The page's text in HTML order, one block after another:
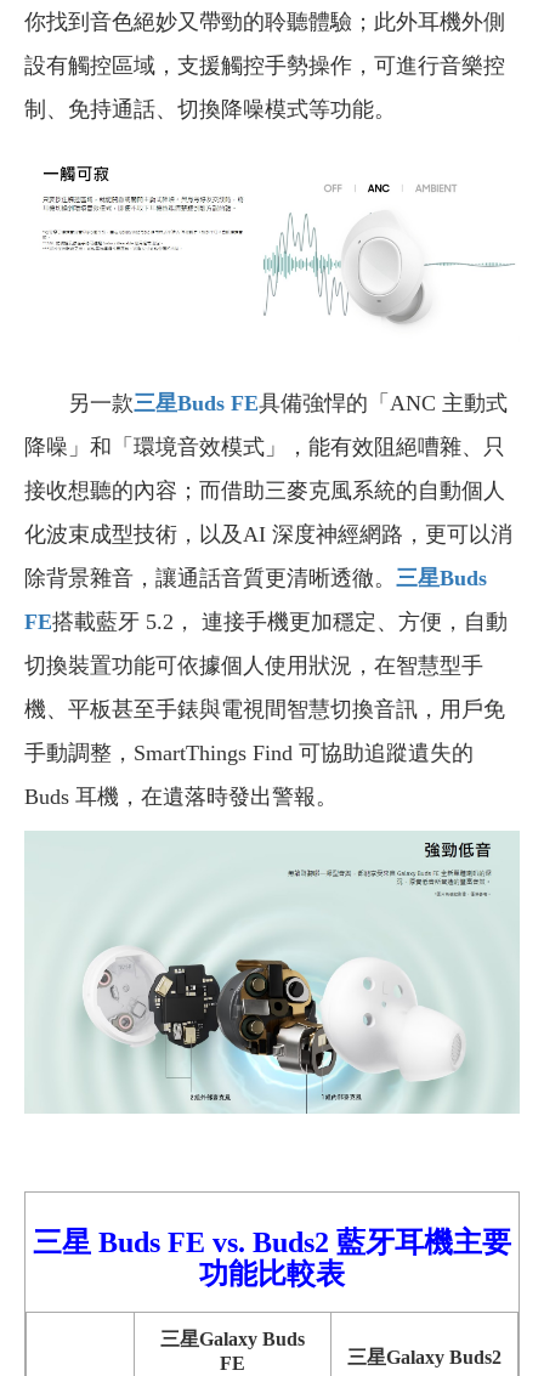
你找到音色絕妙又帶勁的聆聽體驗；此外耳機外側
設有觸控區域，支援觸控手勢操作，可進行音樂控
制、免持通話、切換降噪模式等功能。
另一款三星Buds FE具備強悍的「ANC 主動式
降噪」和「環境音效模式」，能有效阻絕嘈雜、只
接收想聽的內容；而借助三麥克風系統的自動個人
化波束成型技術，以及AI 深度神經網路，更可以消
除背景雜音，讓通話音質更清晰透徹。 三星Buds
FE搭載藍牙 5.2， 連接手機更加穩定、方便，自動
切換裝置功能可依據個人使用狀況，在智慧型手
機、平板甚至手錶與電視間智慧切換音訊，用戶免
手動調整，SmartThings Find 可協助追蹤遺失的
Buds 耳機，在遺落時發出警報。
三星 Buds FE vs. Buds2 藍牙耳機主要
功能比較表
三星Galaxy Buds
FE
三星Galaxy Buds2